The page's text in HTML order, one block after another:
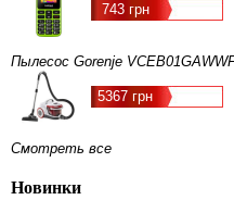
743 грн
Пылесос Gorenje
5367 грн
Смотреть все
Новинки